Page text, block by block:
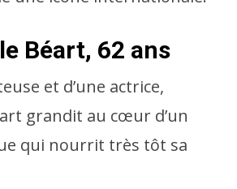
Béart, 62 ans
et d’une actrice,
grandit au cœur d’un
qui nourrit très tôt sa